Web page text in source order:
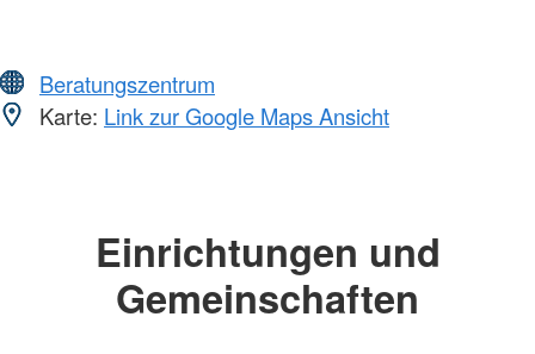
Beratungszentrum
Karte: Link zur Google Maps Ansicht
Einrichtungen und
Gemeinschaften